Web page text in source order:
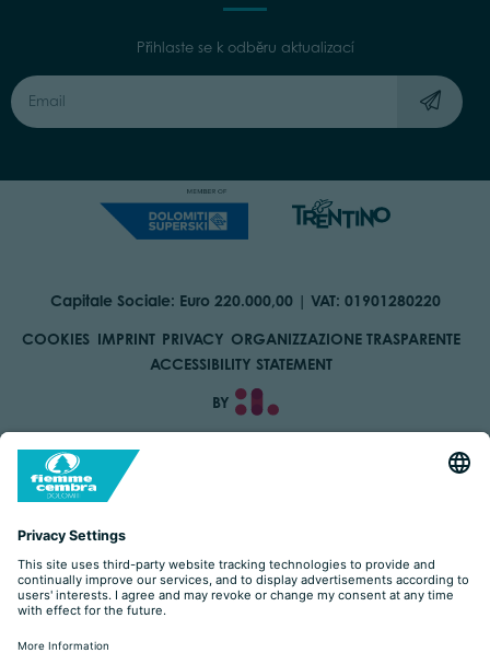
Přihlaste se k odběru aktualizací
Capitale Sociale: Euro 220.000,00 | VAT: 01901280220
COOKIES IMPRINT PRIVACY ORGANIZZAZIONE TRASPARENTE
ACCESSIBILITY STATEMENT
BY